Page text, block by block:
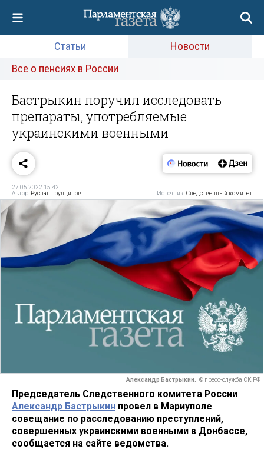
Статьи
Новости
Все о пенсиях в России
Бастрыкин поручил исследовать
препараты, употребляемые
украинскими военными
27.05.2022 15:42
Автор: Руслан Грудцинов Источник:Следственный комитет
Александр Бастрыкин. © пресс-служба СК РФ
Председатель Следственного комитета России
Александр Бастрыкин провел в Мариуполе
совещание по расследованию преступлений,
совершенных украинскими военными в Донбассе,
сообщается на сайте ведомства.